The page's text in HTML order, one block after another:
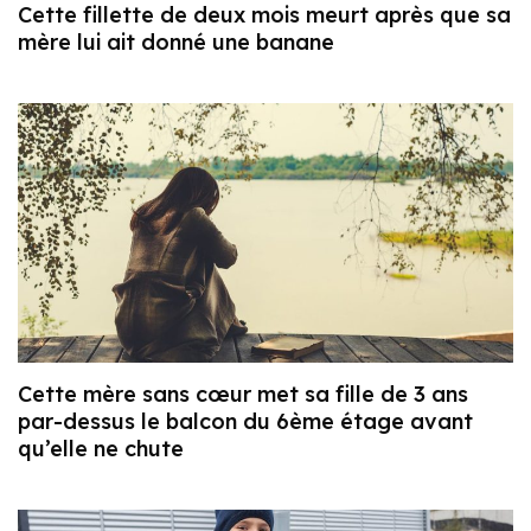
Cette fillette de deux mois meurt après que sa
mère lui ait donné une banane
Cette mère sans cœur met sa fille de 3 ans
par-dessus le balcon du 6ème étage avant
qu’elle ne chute